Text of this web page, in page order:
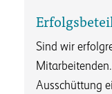
Sind wir
Ausschüttung